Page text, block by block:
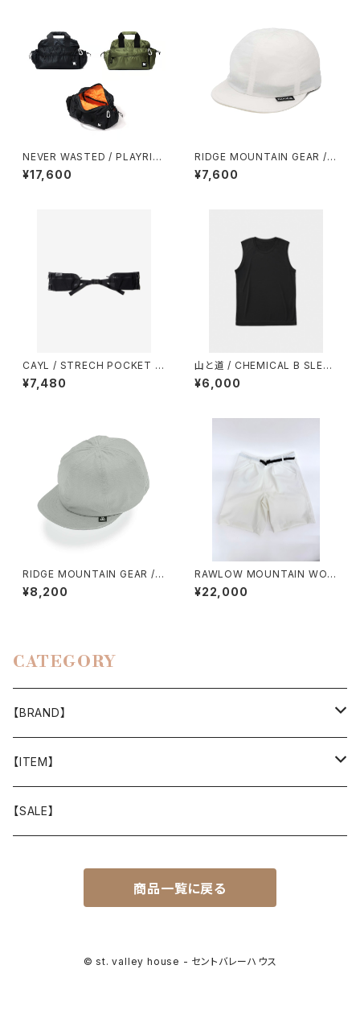
NEVER WASTED / PLAYRIP
（MA-1）
¥17,600
RIDGE MOUNTAIN GEAR / B
ASIC CAP（2026）
¥7,600
CAYL / STRECH POCKET H
IP BELT
¥7,480
山と道 / CHEMICAL B SLEEV
ELESS（MEN）
¥6,000
RIDGE MOUNTAIN GEAR / B
ASIC CAP（NT）
¥8,200
RAWLOW MOUNTAIN WOR
KS / HIKER GURKHA PANTS
¥22,000
CATEGORY
【BRAND】
山と道
T-SHIRT
迷迭香
Akihiro Wood Works
【ITEM】
WEAR
【SALE】
商品一覧に戻る
© st. valley house - セントバレーハウス